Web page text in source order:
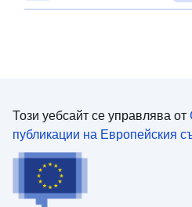
Този уебсайт се управлява от
публикации на Европейския